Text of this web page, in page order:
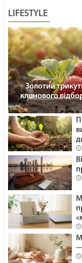
Що
по
LIFESTYLE
Золотий
клонового
—